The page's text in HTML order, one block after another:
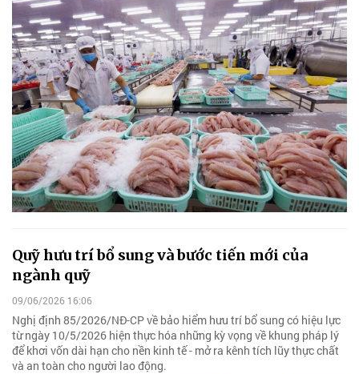
Quỹ hưu trí bổ sung và bước tiến mới của
ngành quỹ
09/06/2026 16:06
Nghị định 85/2026/NĐ-CP về bảo hiểm hưu trí bổ sung có hiệu lực
từ ngày 10/5/2026 hiện thực hóa những kỳ vọng về khung pháp lý
để khơi vốn dài hạn cho nền kinh tế - mở ra kênh tích lũy thực chất
và an toàn cho người lao động.